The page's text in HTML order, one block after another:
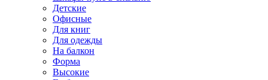
Детские
Офисные
Для книг
Для одежды
На балкон
Форма
Высокие